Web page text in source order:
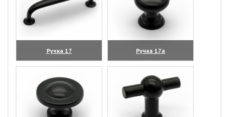
Ручка 17
(увеличить)
Ручка 17а
(увеличить)